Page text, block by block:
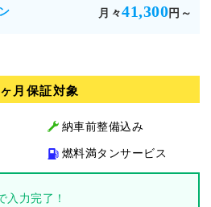
月々41,300 円～
月保証対象
納車前整備込み
燃料満タンサービス
入力完了！